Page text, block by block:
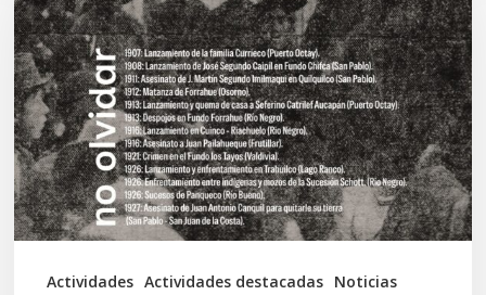
Actividades Actividades destacadas Noticias
explora
a
través
del
arte
las
tensiones
documentales